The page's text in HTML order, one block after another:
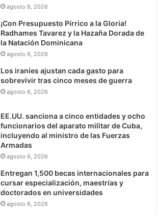
agosto 6, 2026
¡Con Presupuesto Pírrico a la Gloria!
Radhames Tavarez y la Hazaña Dorada de
la Natación Dominicana
agosto 6, 2026
Los iraníes ajustan cada gasto para
sobrevivir tras cinco meses de guerra
agosto 6, 2026
EE.UU. sanciona a cinco entidades y ocho
funcionarios del aparato militar de Cuba,
incluyendo al ministro de las Fuerzas
Armadas
agosto 6, 2026
Entregan 1,500 becas internacionales para
cursar especialización, maestrías y
doctorados en universidades
agosto 6, 2026